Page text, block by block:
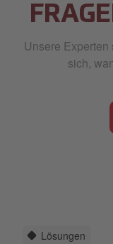
Unsere
sich,
Lösungen